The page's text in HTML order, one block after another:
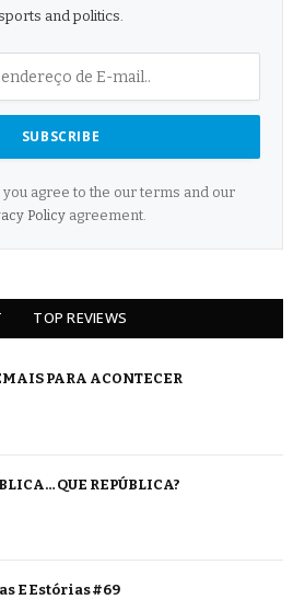
and politics.
you agree to the our terms and our
Policyagreement.
TOP REVIEWS
PARA ACONTECER
QUE REPÚBLICA?
E Estórias #69